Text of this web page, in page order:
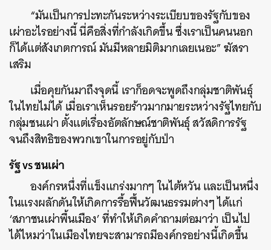
“มันเป็นการปะทะกันระหว่างระเบียบของรัฐกับของ
เผ่าอะไรอย่างนี้ นี่คือสิ่งที่กำลังเกิดขึ้น ซึ่งเราเป็นคนนอก
ก็ได้แต่สังเกตการณ์ มันมีหลายมิติมากเลยเนอะ” ฆัสรา
เสริม
เมื่อคุยกันมาถึงจุดนี้ เราก็อดจะพูดถึงกลุ่มชาติพันธุ์
ในไทยไม่ได้ เมื่อเราเห็นรอยร้าวมากมายระหว่างรัฐไทยกับ
กลุ่มชนเผ่า ตั้งแต่เรื่องอัตลักษณ์ชาติพันธุ์ สวัสดิการรัฐ
จนถึงสิทธิของพวกเขาในการอยู่กับป่า
รัฐ vs ชนเผ่า
องค์กรหนึ่งที่แข็งแกร่งมากๆ ในไต้หวัน และเป็นหนึ่ง
ในแรงผลักดันให้เกิดการรื้อฟื้นวัฒนธรรมต่างๆ ได้แก่
‘สภาชนเผ่าพื้นเมือง’ ที่ทำให้เกิดคำถามต่อมาว่า เป็นไป
ได้ไหมว่าในเมืองไทยจะสามารถมีองค์กรอย่างนี้เกิดขึ้น